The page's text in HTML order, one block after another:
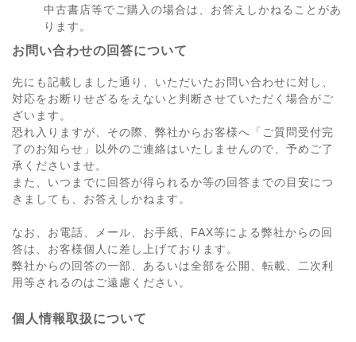
中古書店等でご購入の場合は、お答えしかねることがあ
ります。
お問い合わせの回答について
先にも記載しました通り、いただいたお問い合わせに対し、
対応をお断りせざるをえないと判断させていただく場合がご
ざいます。
恐れ入りますが、その際、弊社からお客様へ「ご質問受付完
了のお知らせ」以外のご連絡はいたしませんので、予めご了
承くださいませ。
また、いつまでに回答が得られるか等の回答までの目安につ
きましても、お答えしかねます。
なお、お電話、メール、お手紙、FAX等による弊社からの回
答は、お客様個人に差し上げております。
弊社からの回答の一部、あるいは全部を公開、転載、二次利
用等されるのはご遠慮ください。
個人情報取扱について